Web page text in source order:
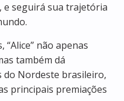
e seguirá sua trajetória
não apenas
também dá
do Nordeste brasileiro,
principais premiações